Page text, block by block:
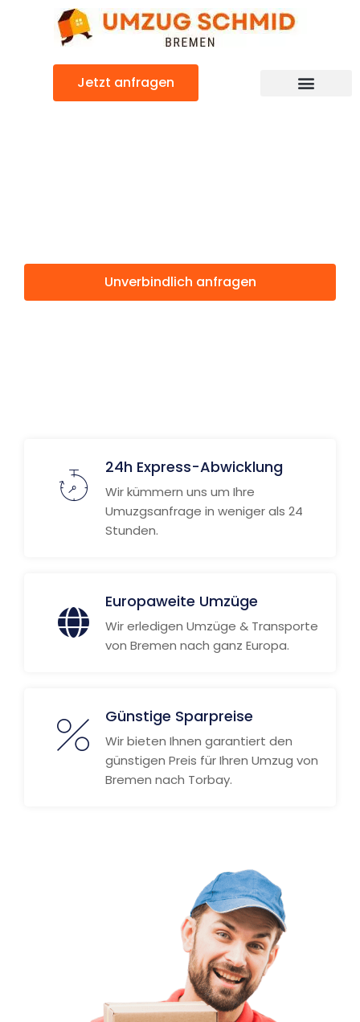
Jetzt anfragen
Unverbindlich anfragen
24h Express-Abwicklung
Wir kümmern uns um Ihre
Umuzgsanfrage in weniger als 24
Stunden.
Europaweite Umzüge
Wir erledigen Umzüge & Transporte
von Bremen nach ganz Europa.
Günstige Sparpreise
Wir bieten Ihnen garantiert den
günstigen Preis für Ihren Umzug von
Bremen nach Torbay.